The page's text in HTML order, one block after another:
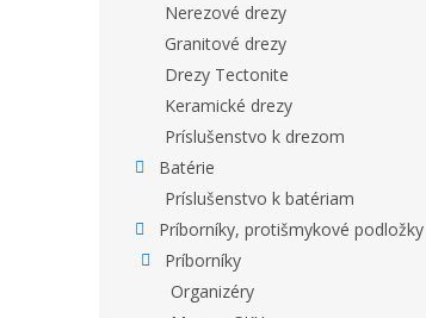
Nerezové drezy
Granitové drezy
Drezy Tectonite
Keramické drezy
Príslušenstvo k drezom
Batérie
Príslušenstvo k batériam
Príborníky, protišmykové podložky
Príborníky
Organizéry